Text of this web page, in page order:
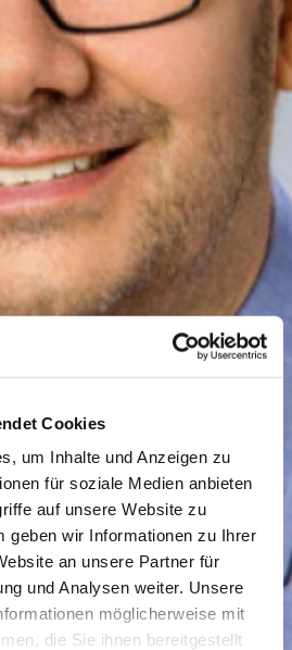
Cookies
um Inhalte und Anzeigen zu
für soziale Medien anbieten
auf unsere Website zu
geben wir Informationen zu Ihrer
an unsere Partner für
und Analysen weiter. Unsere
möglicherweise mit
die Sie ihnen bereitgestellt